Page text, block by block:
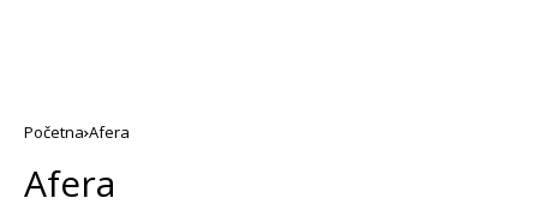
Početna Afera
Afera